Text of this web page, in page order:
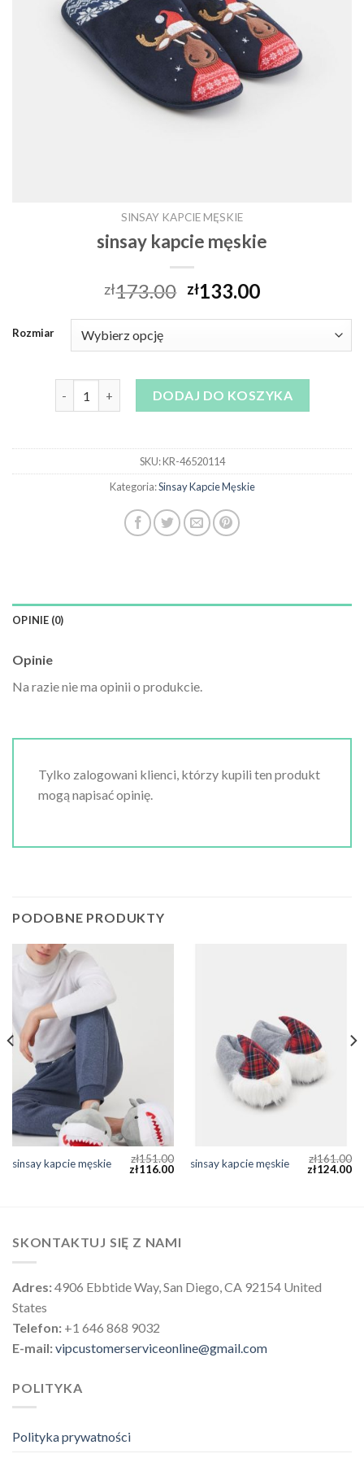
SINSAY KAPCIE MĘSKIE
sinsay kapcie męskie
zł173.00 zł133.00
Rozmiar
DODAJ DO KOSZYKA
SKU:KR-46520114
Kategoria:Sinsay Kapcie Męskie
OPINIE (0)
Opinie
Na razie nie ma opinii o produkcie.
Tylko zalogowani klienci, którzy kupili ten produkt
mogą napisać opinię.
PODOBNE PRODUKTY
sinsay kapcie męskie zł151.00
zł116.00 sinsay kapcie męskie zł161.00
zł124.00
SKONTAKTUJ SIĘ Z NAMI
Adres:4906 Ebbtide Way, San Diego, CA 92154 United
States
Telefon: +1 646 868 9032
E-mail:vipcustomerserviceonline@gmail.com
POLITYKA
Polityka prywatności